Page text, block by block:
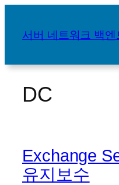
바
서버 네트워크 백엔
DC
Exchange
유지보수